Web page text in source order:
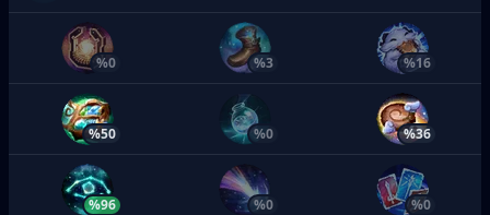
%0 %3 %16
%50 %0 %36
%96 %0 %0